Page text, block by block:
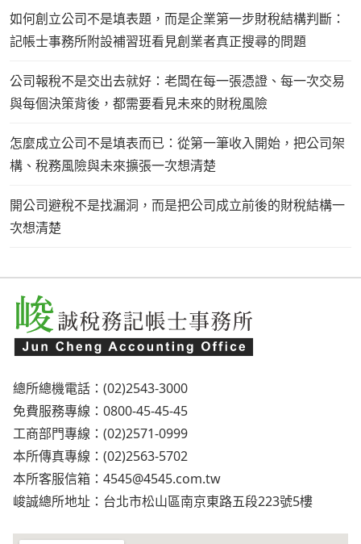
如何創立公司不是填表題，而是企業第一步財稅結構判斷：
記帳士事務所附設補習班看見創業者真正搜尋的問題
公司報稅不是交出去就好：老闆在每一張憑證、每一次交易
與每個決策背後，都需要看見未來的財稅風險
怎麼成立公司不是填表而已：從第一筆收入開始，把公司架
構、稅務風險與未來擴張一次想清楚
開公司避稅不是找漏洞，而是把公司成立前後的財稅結構一
次想清楚
總所總機電話：(02)2543-3000
免費服務專線：0800-45-45-45
工商部門專線：(02)2571-0999
本所傳真專線：(02)2563-5702
本所客服信箱： 4545@4545.com.tw
峻誠總所地址：台北市松山區南京東路五段223號5樓